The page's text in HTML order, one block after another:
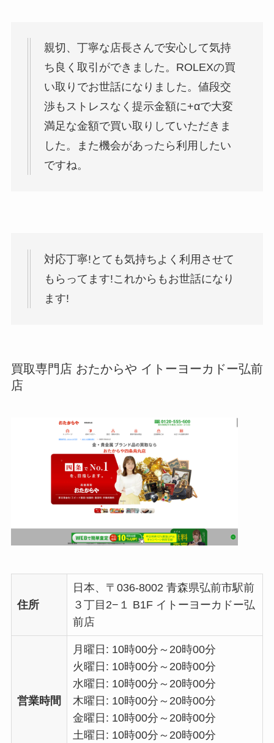
親切、丁寧な店長さんで安心して気持
ち良く取引ができました。ROLEXの買
い取りでお世話になりました。値段交
渉もストレスなく提示金額に+αで大変
満足な金額で買い取りしていただきま
した。また機会があったら利用したい
ですね。
対応丁寧!とても気持ちよく利用させて
もらってます!これからもお世話になり
ます!
買取専門店 おたからや イトーヨーカドー弘前
店
住所
日本、〒036-8002 青森県弘前市駅前
３丁目2−１ B1F イトーヨーカドー弘
前店
営業時間
月曜日: 10時00分～20時00分
火曜日: 10時00分～20時00分
水曜日: 10時00分～20時00分
木曜日: 10時00分～20時00分
金曜日: 10時00分～20時00分
土曜日: 10時00分～20時00分